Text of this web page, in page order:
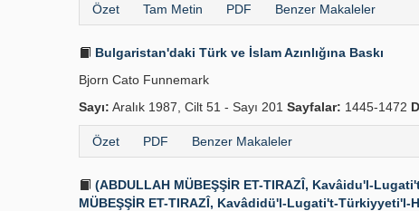
Özet Tam Metin PDF Benzer Makaleler
Bulgaristan'daki Türk ve İslam Azınlığına Baskı
Bjorn Cato Funnemark
Sayı: Aralık 1987, Cilt 51 - Sayı 201 Sayfalar: 1445-1472
Özet PDF Benzer Makaleler
(ABDULLAH MÜBEŞŞİR ET-TIRAZÎ, Kavâidu'l-
MÜBEŞŞİR ET-TIRAZÎ, Kavâdidü'l-Lugati't-Türkiyyeti'l-